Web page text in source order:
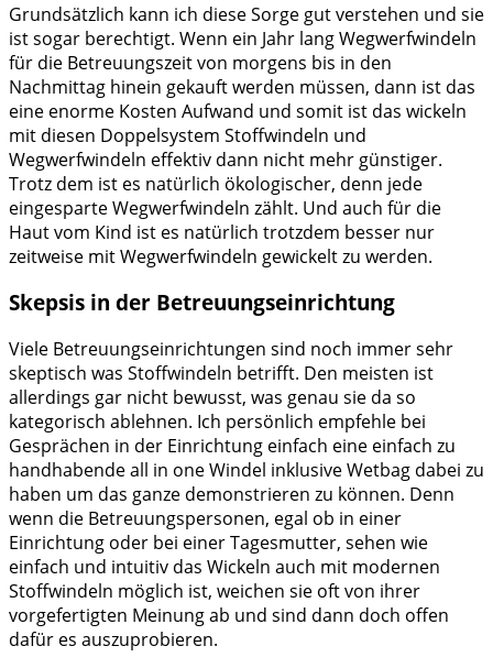
Grundsätzlich kann ich diese Sorge gut verstehen und sie
ist sogar berechtigt. Wenn ein Jahr lang Wegwerfwindeln
für die Betreuungszeit von morgens bis in den
Nachmittag hinein gekauft werden müssen, dann ist das
eine enorme Kosten Aufwand und somit ist das wickeln
mit diesen Doppelsystem Stoffwindeln und
Wegwerfwindeln effektiv dann nicht mehr günstiger.
Trotz dem ist es natürlich ökologischer, denn jede
eingesparte Wegwerfwindeln zählt. Und auch für die
Haut vom Kind ist es natürlich trotzdem besser nur
zeitweise mit Wegwerfwindeln gewickelt zu werden.
Skepsis in der Betreuungseinrichtung
Viele Betreuungseinrichtungen sind noch immer sehr
skeptisch was Stoffwindeln betrifft. Den meisten ist
allerdings gar nicht bewusst, was genau sie da so
kategorisch ablehnen. Ich persönlich empfehle bei
Gesprächen in der Einrichtung einfach eine einfach zu
handhabende all in one Windel inklusive Wetbag dabei zu
haben um das ganze demonstrieren zu können. Denn
wenn die Betreuungspersonen, egal ob in einer
Einrichtung oder bei einer Tagesmutter, sehen wie
einfach und intuitiv das Wickeln auch mit modernen
Stoffwindeln möglich ist, weichen sie oft von ihrer
vorgefertigten Meinung ab und sind dann doch offen
dafür es auszuprobieren.